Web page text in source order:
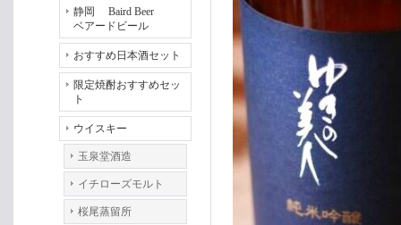
静岡 Baird Beer
ベアードビール
おすすめ日本酒セット
限定焼酎おすすめセッ
ト
ウイスキー
玉泉堂酒造
イチローズモルト
桜尾蒸留所